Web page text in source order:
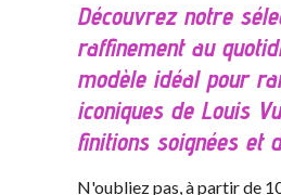
Découvrez notre
raffinement au
modèle idéal pour
iconiques de Louis
finitions soignées et
N'oubliez pas, à partir de